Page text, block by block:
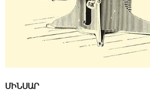
ՄԻՆՍԱՐ